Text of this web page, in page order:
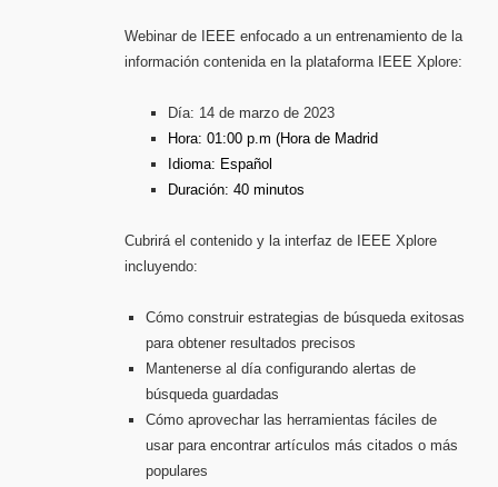
Webinar de IEEE enfocado a un entrenamiento de la
información contenida en la plataforma IEEE Xplore:
Día: 14 de marzo de 2023
Hora: 01:00 p.m (Hora de Madrid
Idioma: Español
Duración: 40 minutos
Cubrirá el contenido y la interfaz de IEEE Xplore
incluyendo:
Cómo construir estrategias de búsqueda exitosas
para obtener resultados precisos
Mantenerse al día configurando alertas de
búsqueda guardadas
Cómo aprovechar las herramientas fáciles de
usar para encontrar artículos más citados o más
populares